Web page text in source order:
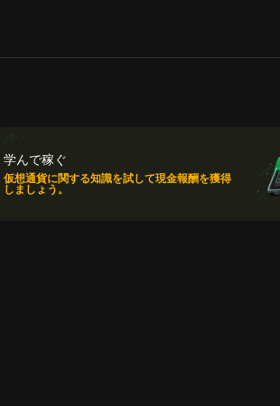
学んで稼ぐ
仮想通貨に関する知識を試して現金報酬を獲得
しましょう。